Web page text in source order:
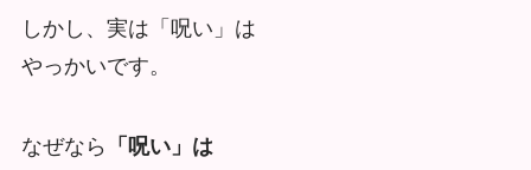
しかし、実は「呪い」は
やっかいです。
なぜなら
「呪い」は